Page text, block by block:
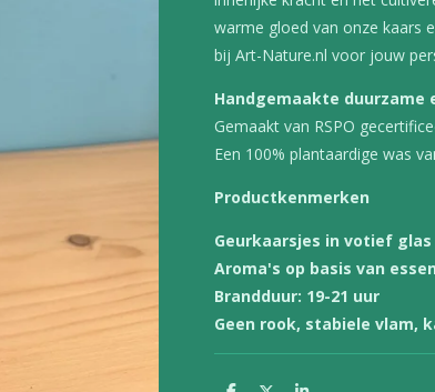
warme gloed van onze kaars
bij Art-Nature.nl voor jouw
Handgemaakte duurzame
Gemaakt van RSPO
Een 100% plantaardige was
Productkenmerken
Geurkaarsjes in votief
Aroma's op basis van
Brandduur: 19-21 uur
Geen rook, stabiele vlam,